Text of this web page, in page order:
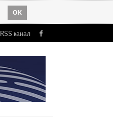
OK
RSS канал Facebook